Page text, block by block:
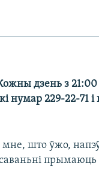
дзень з
нумар 229-22-71 і
мне, што ўжо,
прымаюць